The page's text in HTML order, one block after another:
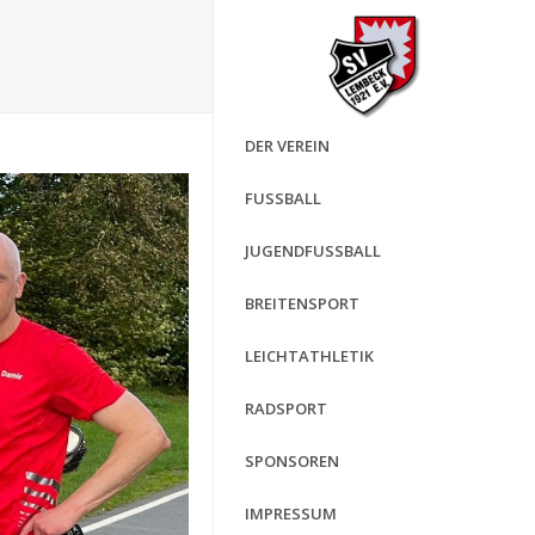
DER VEREIN
FUSSBALL
JUGENDFUSSBALL
BREITENSPORT
LEICHTATHLETIK
RADSPORT
SPONSOREN
IMPRESSUM